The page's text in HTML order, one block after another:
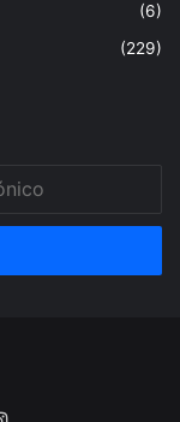
(6)
(229)